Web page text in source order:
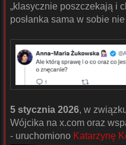
„klasycznie poszczekają i
posłanka sama w sobie
5 stycznia 2026, w
Wójcika na x.com oraz
- uruchomiono Katarzynę